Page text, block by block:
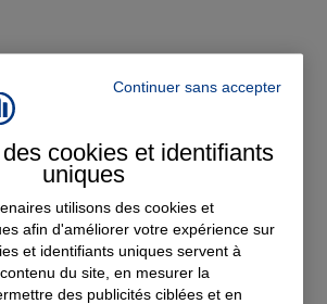
18:00
Continuer sans accepter
cookies et identifiants
uniques
utilisons des cookies et
afin d'améliorer votre expérience sur
et identifiants uniques servent à
du site, en mesurer la
des publicités ciblées et en